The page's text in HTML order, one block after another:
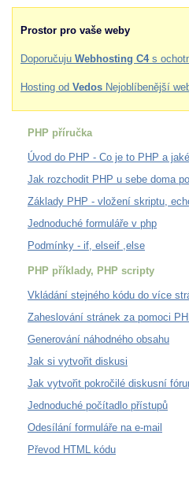
Prostor pro vaše weby
Doporučuju Webhosting C4s
Hosting od Vedos Nejoblíbenější
PHP příručka
Úvod do PHP - Co je to PHP a
Jak rozchodit PHP u sebe doma
Základy PHP - vložení skriptu,
Jednoduché formuláře v php
Podmínky - if, elseif ,else
PHP příklady, PHP scripty
Vkládání stejného kódu do více
Zaheslování stránek za pomoci
Generování náhodného obsahu
Jak si vytvořit diskusi
Jak vytvořit pokročilé diskusní
Jednoduché počítadlo přístupů
Odesílání formuláře na e-mail
Převod HTML kódu